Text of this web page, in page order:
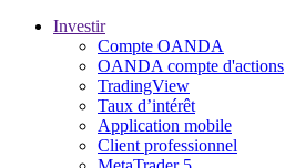
Investir
Compte OANDA
OANDA compte d'actions
TradingView
Taux d’intérêt
Application mobile
Client professionnel